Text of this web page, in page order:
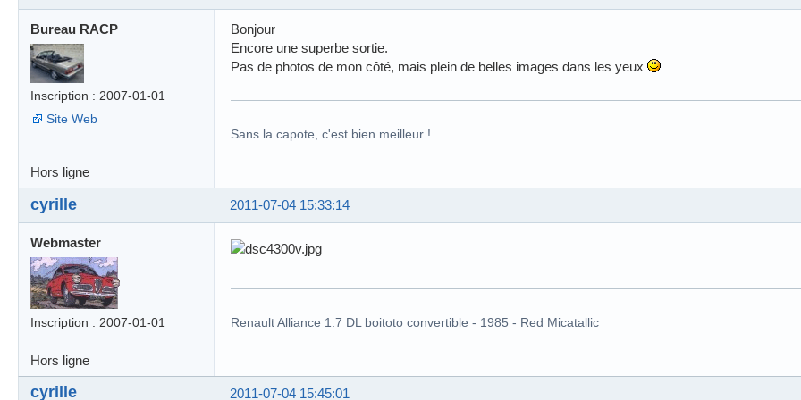
Bureau RACP
Inscription : 2007-01-01
Site Web
Bonjour
Encore une superbe sortie.
Pas de photos de mon côté, mais plein de belles images dans les yeux
Sans la capote, c'est bien meilleur !
Hors ligne
2011-07-04 15:33:14
cyrille
Webmaster
Inscription : 2007-01-01 Renault Alliance 1.7 DL boitoto convertible - 1985 - Red Micatallic
Hors ligne
2011-07-04 15:45:01
cyrille